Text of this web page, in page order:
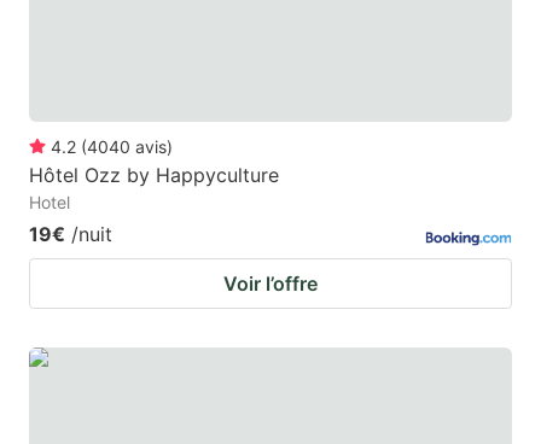
4.2 (4040 avis)
Hôtel Ozz by Happyculture
Hotel
19€ /nuit
Voir l’offre